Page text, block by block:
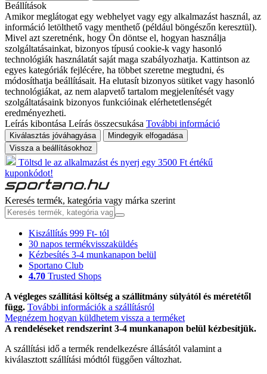
Beállítások
Amikor meglátogat egy webhelyet vagy egy alkalmazást használ, az
információ letölthető vagy menthető (például böngészőn keresztül).
Mivel azt szeretnénk, hogy Ön döntse el, hogyan használja
szolgáltatásainkat, bizonyos típusú cookie-k vagy hasonló
technológiák használatát saját maga szabályozhatja. Kattintson az
egyes kategóriák fejlécére, ha többet szeretne megtudni, és
módosíthatja beállításait. Ha elutasít bizonyos sütiket vagy hasonló
technológiákat, az nem alapvető tartalom megjelenítését vagy
szolgáltatásaink bizonyos funkcióinak elérhetetlenségét
eredményezheti.
Leírás kibontása Leírás összecsukása További információ
Kiválasztás jóváhagyása
Mindegyik elfogadása
Vissza a beállításokhoz
Töltsd le az alkalmazást és nyerj egy 3500 Ft értékű
kuponkódot!
Keresés termék, kategória vagy márka szerint
Kiszállítás 999 Ft- tól
30 napos termékvisszaküldés
Kézbesítés 3-4 munkanapon belül
Sportano Club
4.70 Trusted Shops
A végleges szállítási költség a szállítmány súlyától és méretétől
függ. További információk a szállításról
Megnézem hogyan küldhetem vissza a terméket
A rendeléseket rendszerint 3-4 munkanapon belül kézbesítjük.
A szállítási idő a termék rendelkezésre állásától valamint a
kiválasztott szállítási módtól függően változhat.